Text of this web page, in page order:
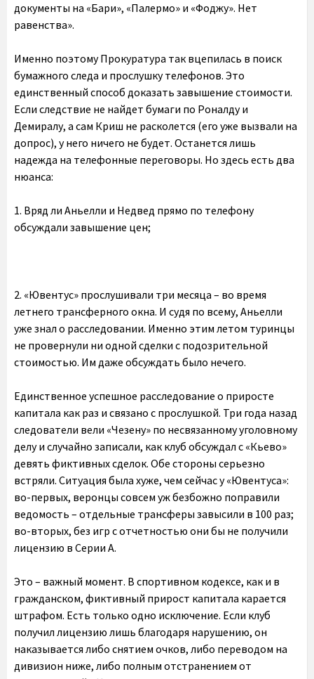
документы на «Бари», «Палермо» и «Фоджу». Нет
равенства».
Именно поэтому Прокуратура так вцепилась в поиск
бумажного следа и прослушку телефонов. Это
единственный способ доказать завышение стоимости.
Если следствие не найдет бумаги по Роналду и
Демиралу, а сам Криш не расколется (его уже вызвали на
допрос), у него ничего не будет. Останется лишь
надежда на телефонные переговоры. Но здесь есть два
нюанса:
1. Вряд ли Аньелли и Недвед прямо по телефону
обсуждали завышение цен;
2. «Ювентус» прослушивали три месяца – во время
летнего трансферного окна. И судя по всему, Аньелли
уже знал о расследовании. Именно этим летом туринцы
не провернули ни одной сделки с подозрительной
стоимостью. Им даже обсуждать было нечего.
Единственное успешное расследование о приросте
капитала как раз и связано с прослушкой. Три года назад
следователи вели «Чезену» по несвязанному уголовному
делу и случайно записали, как клуб обсуждал с «Кьево»
девять фиктивных сделок. Обе стороны серьезно
встряли. Ситуация была хуже, чем сейчас у «Ювентуса»:
во-первых, веронцы совсем уж безбожно поправили
ведомость – отдельные трансферы завысили в 100 раз;
во-вторых, без игр с отчетностью они бы не получили
лицензию в Серии А.
Это – важный момент. В спортивном кодексе, как и в
гражданском, фиктивный прирост капитала карается
штрафом. Есть только одно исключение. Если клуб
получил лицензию лишь благодаря нарушению, он
наказывается либо снятием очков, либо переводом на
дивизион ниже, либо полным отстранением от